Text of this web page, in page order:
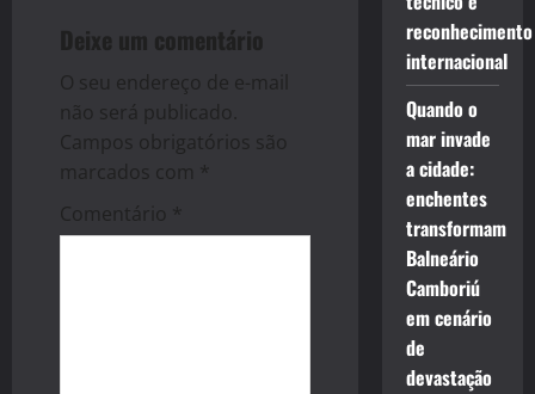
i
g
a
t
i
Deixe um comentário
O seu endereço de e-mail
não será publicado.
Campos obrigatórios são
marcados com *
Comentário *
reconhecimento
internacional
Quando o
mar invade
a cidade:
enchentes
transformam
Balneário
Camboriú
em cenário
de
devastação